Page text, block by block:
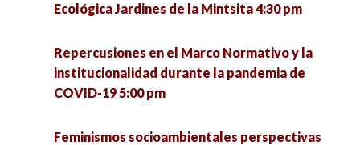
Ecológica Jardines de la Mintsita 4:30 pm
Repercusiones en el Marco Normativo y la
institucionalidad durante la pandemia de
COVID-19 5:00 pm
Feminismos socioambientales perspectivas